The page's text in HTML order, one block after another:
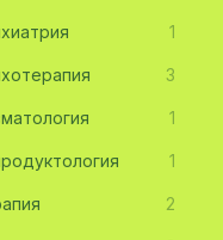
1
3
1
1
2